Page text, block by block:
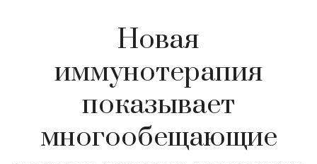
Новая
иммунотерапия
показывает
многообещающие